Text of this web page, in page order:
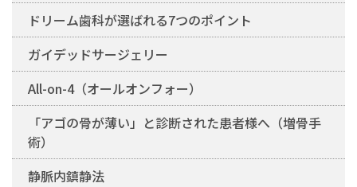
ドリーム歯科が選ばれる7つのポイント
ガイデッドサージェリー
All-on-4（オールオンフォー）
「アゴの骨が薄い」と診断された患者様へ（増骨手
術）
静脈内鎮静法